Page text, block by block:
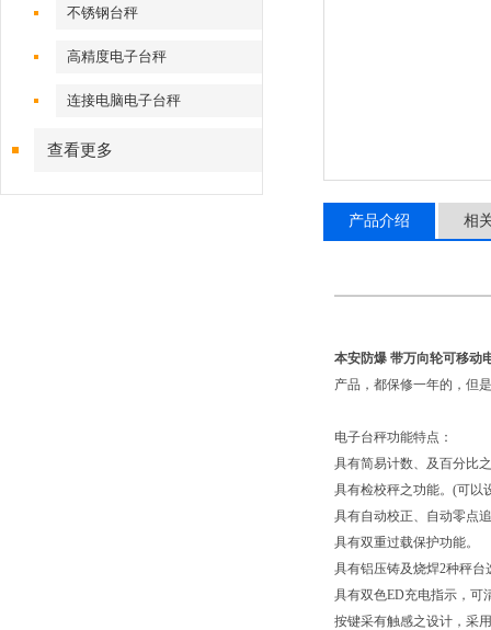
不锈钢台秤
高精度电子台秤
连接电脑电子台秤
查看更多
产品介绍 相
本安防爆 带万向轮可移动
产品，都保修一年的，但
电子台秤功能特点：
具有简易计数、及百分比
具有检校秤之功能。(可以
具有自动校正、自动零点
具有双重过载保护功能。
具有铝压铸及烧焊2种秤台
具有双色ED充电指示，可
按键采有触感之设计，采